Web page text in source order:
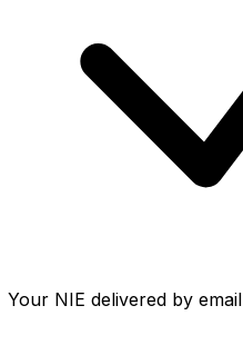
Your NIE delivered by email